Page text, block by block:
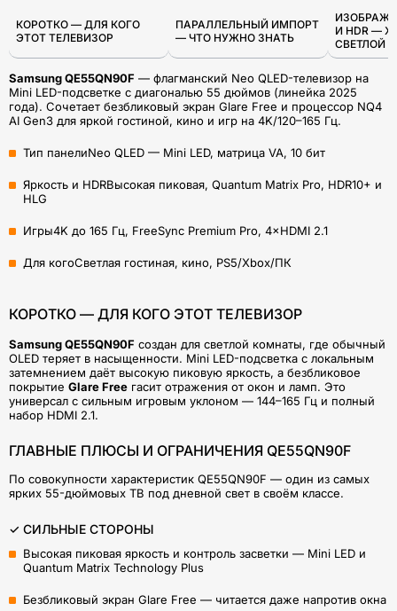
КОРОТКО — ДЛЯ КОГО
ЭТОТ ТЕЛЕВИЗОР
ПАРАЛЛЕЛЬНЫЙ ИМПОРТ
— ЧТО НУЖНО ЗНАТЬ
И HDR —
СВЕТЛОЙ
Samsung QE55QN90F — флагманский Neo QLED-телевизор на
Mini LED-подсветке с диагональю 55 дюймов (линейка 2025
года). Сочетает безбликовый экран Glare Free и процессор NQ4
AI Gen3 для яркой гостиной, кино и игр на 4K/120–165 Гц.
Тип панелиNeo QLED — Mini LED, матрица VA, 10 бит
Яркость и HDRВысокая пиковая, Quantum Matrix Pro, HDR10+ и
HLG
Игры4K до 165 Гц, FreeSync Premium Pro, 4×HDMI 2.1
Для когоСветлая гостиная, кино, PS5/Xbox/ПК
КОРОТКО — ДЛЯ КОГО ЭТОТ ТЕЛЕВИЗОР
Samsung QE55QN90F создан для светлой комнаты, где обычный
OLED теряет в насыщенности. Mini LED-подсветка с локальным
затемнением даёт высокую пиковую яркость, а безбликовое
покрытие Glare Free гасит отражения от окон и ламп. Это
универсал с сильным игровым уклоном — 144–165 Гц и полный
набор HDMI 2.1.
ГЛАВНЫЕ ПЛЮСЫ И ОГРАНИЧЕНИЯ QE55QN90F
По совокупности характеристик QE55QN90F — один из самых
ярких 55-дюймовых ТВ под дневной свет в своём классе.
✓ СИЛЬНЫЕ СТОРОНЫ
Высокая пиковая яркость и контроль засветки — Mini LED и
Quantum Matrix Technology Plus
Безбликовый экран Glare Free — читается даже напротив окна